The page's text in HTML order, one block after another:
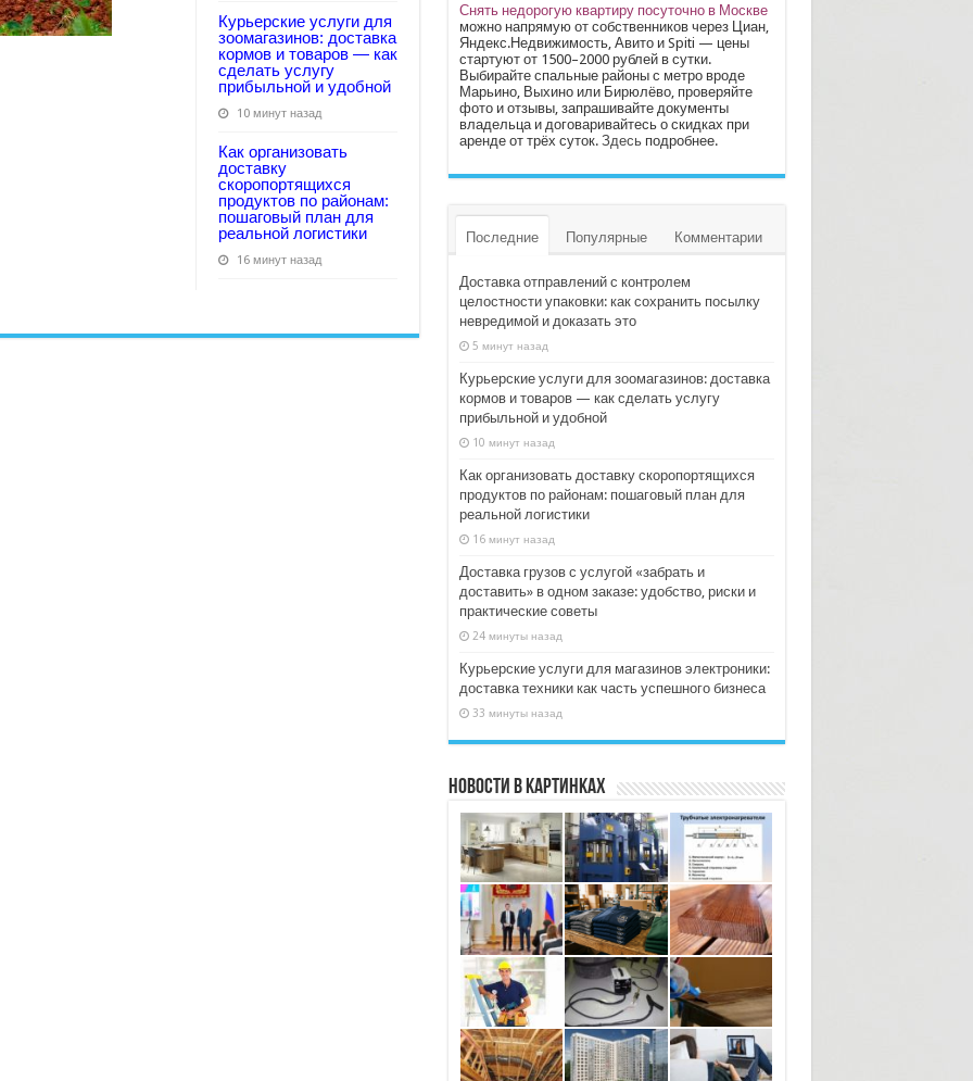
Курьерские услуги для
зоомагазинов: доставка
кормов и товаров — как
сделать услугу
прибыльной и удобной
10 минут назад
Как организовать
доставку
скоропортящихся
продуктов по районам:
пошаговый план для
реальной логистики
16 минут назад
Снять недорогую квартиру посуточно в Москве
можно напрямую от собственников через Циан,
Яндекс.Недвижимость, Авито и Spiti — цены
стартуют от 1500–2000 рублей в сутки.
Выбирайте спальные районы с метро вроде
Марьино, Выхино или Бирюлёво, проверяйте
фото и отзывы, запрашивайте документы
владельца и договаривайтесь о скидках при
аренде от трёх суток. Здесьподробнее.
Последние Популярные Комментарии
Доставка отправлений с контролем
целостности упаковки: как сохранить посылку
невредимой и доказать это
5 минут назад
Курьерские услуги для зоомагазинов: доставка
кормов и товаров — как сделать услугу
прибыльной и удобной
10 минут назад
Как организовать доставку скоропортящихся
продуктов по районам: пошаговый план для
реальной логистики
16 минут назад
Доставка грузов с услугой «забрать и
доставить» в одном заказе: удобство, риски и
практические советы
24 минуты назад
Курьерские услуги для магазинов электроники:
доставка техники как часть успешного бизнеса
33 минуты назад
Новости в картинках